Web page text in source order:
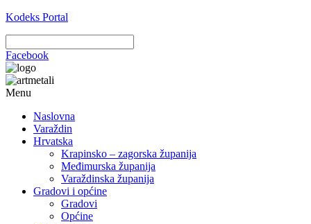
Kodeks Portal
Facebook
Menu
Naslovna
Varaždin
Hrvatska
Krapinsko – zagorska županija
Međimurska županija
Varaždinska županija
Gradovi i općine
Gradovi
Općine